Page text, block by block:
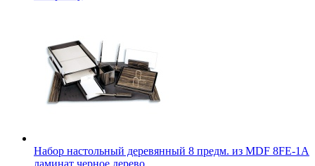
Набор настольный деревянный 8 предм. из MDF 8FE-1A